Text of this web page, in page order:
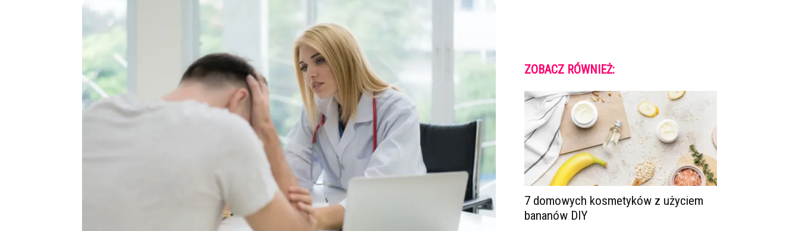
ZOBACZ RÓWNIEŻ:
7 domowych kosmetyków z użyciem
bananów DIY